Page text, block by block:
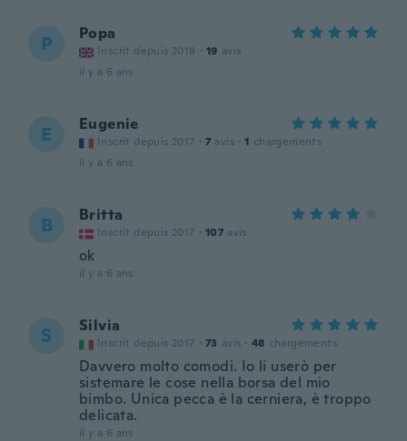
P Popa
Inscrit depuis 2018 · 19 avis
il y a 6 ans
E Eugenie
Inscrit depuis 2017 · 7 avis · 1 chargements
il y a 6 ans
B Britta
Inscrit depuis 2017 · 107 avis
ok
il y a 6 ans
S Silvia
Inscrit depuis 2017 · 73 avis · 48 chargements
Davvero molto comodi. Io li userò per
sistemare le cose nella borsa del mio
bimbo. Unica pecca è la cerniera, è troppo
delicata.
il y a 6 ans